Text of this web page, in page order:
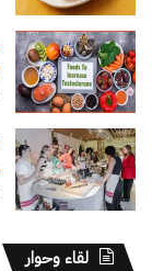
لقاء وحوار